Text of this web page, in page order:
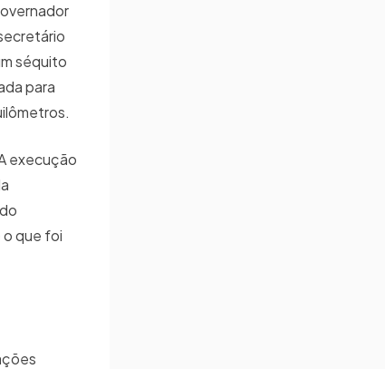
séquito
para
execução
o que foi